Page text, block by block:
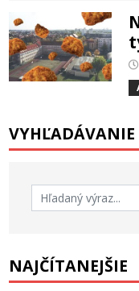
VYHĽADÁVANIE
Hľadať:
NAJČÍTANEJŠIE